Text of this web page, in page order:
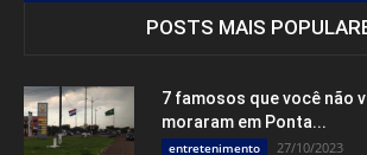
POSTS MAIS
7 famosos que você não
moraram em Ponta...
entretenimento 27/10/2023